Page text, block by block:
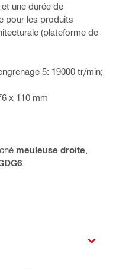
une durée de
pour les produits
(plateforme de
5: 19000 tr/min;
x 110 mm
meuleuse droite